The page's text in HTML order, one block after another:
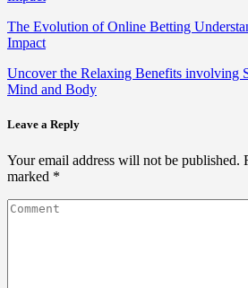
The Evolution of Online Betting
Impact
Uncover the Relaxing Benefits involving
Mind and Body
Leave a Reply
Your email address will not be published.
marked *